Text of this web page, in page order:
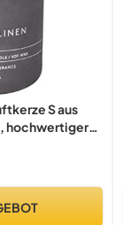
S aus
hochwertiger
Beton-
24 h
rußarm (H / B